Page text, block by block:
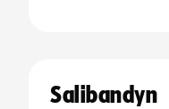
Salibandyn